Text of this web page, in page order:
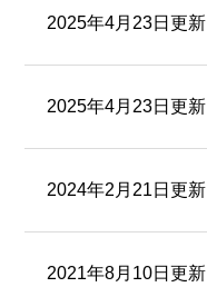
2025年4月23日更新
2025年4月23日更新
2024年2月21日更新
2021年8月10日更新